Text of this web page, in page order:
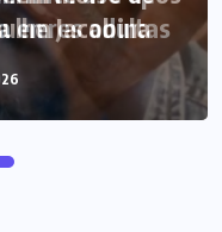
adultas